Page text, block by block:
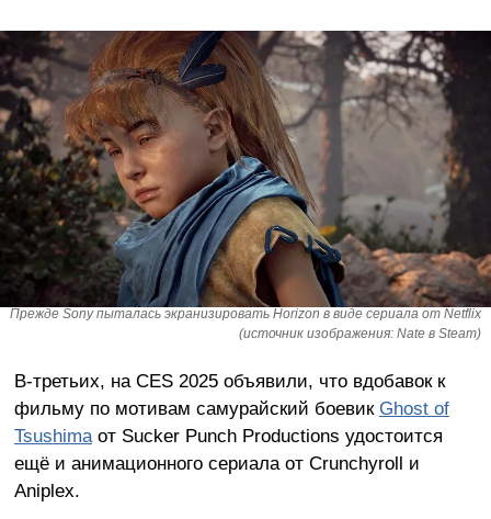
Прежде Sony пыталась экранизировать Horizon в виде сериала от Netflix
(источник изображения: Nate в Steam)
В-третьих, на CES 2025 объявили, что вдобавок к
фильму по мотивам самурайский боевик Ghost of
Tsushimaот Sucker Punch Productions удостоится
ещё и анимационного сериала от Crunchyroll и
Aniplex.